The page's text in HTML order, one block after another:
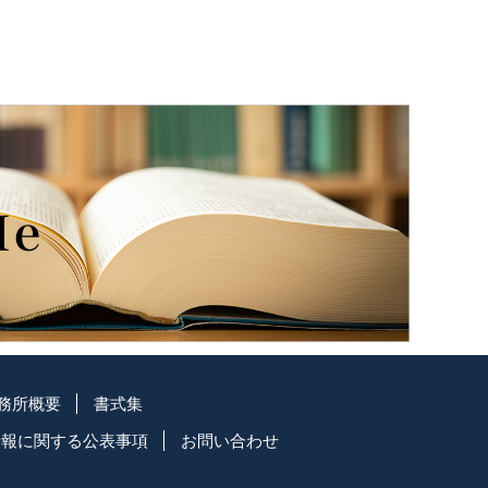
所概要
書式集
に関する公表事項
お問い合わせ